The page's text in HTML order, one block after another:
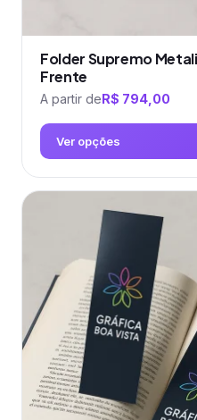
Folder Supremo
Frente
A partir deR$ 794,00
Ver opções
Este
produto
variantes.
opções
podem
escolhidas
na